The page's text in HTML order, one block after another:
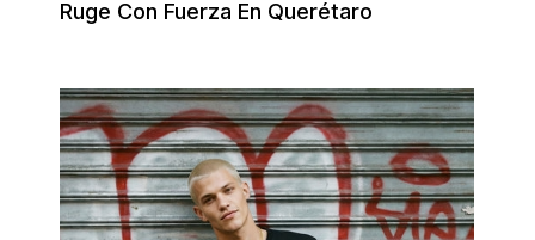
Ruge Con Fuerza En Querétaro